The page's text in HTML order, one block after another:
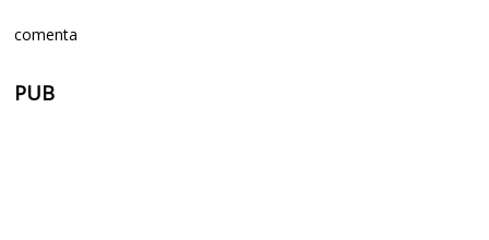
comenta
PUB